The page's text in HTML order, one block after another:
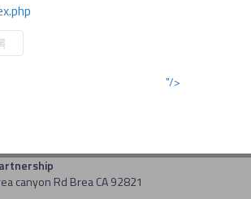
"/>
canyon Rd Brea CA 92821